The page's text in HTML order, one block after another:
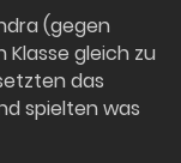
(gegen
Klasse gleich zu
das
spielten was